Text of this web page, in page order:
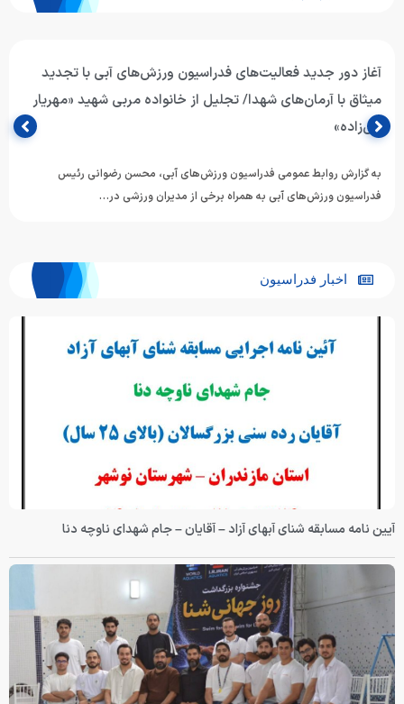
آغاز دور جدید فعالیت‌های فدراسیون ورزش‌های آبی با تجدید
میثاق با آرمان‌های شهدا/ تجلیل از خانواده مربی شهید «مهریار
ابی‌زاده»
به گزارش روابط عمومی فدراسیون ورزش‌های آبی، محسن رضوانی رئیس
فدراسیون ورزش‌های آبی به همراه برخی از مدیران ورزشی در…
اخبار فدراسیون
آیین نامه مسابقه شنای آبهای آزاد – آقایان – جام شهدای ناوچه دنا